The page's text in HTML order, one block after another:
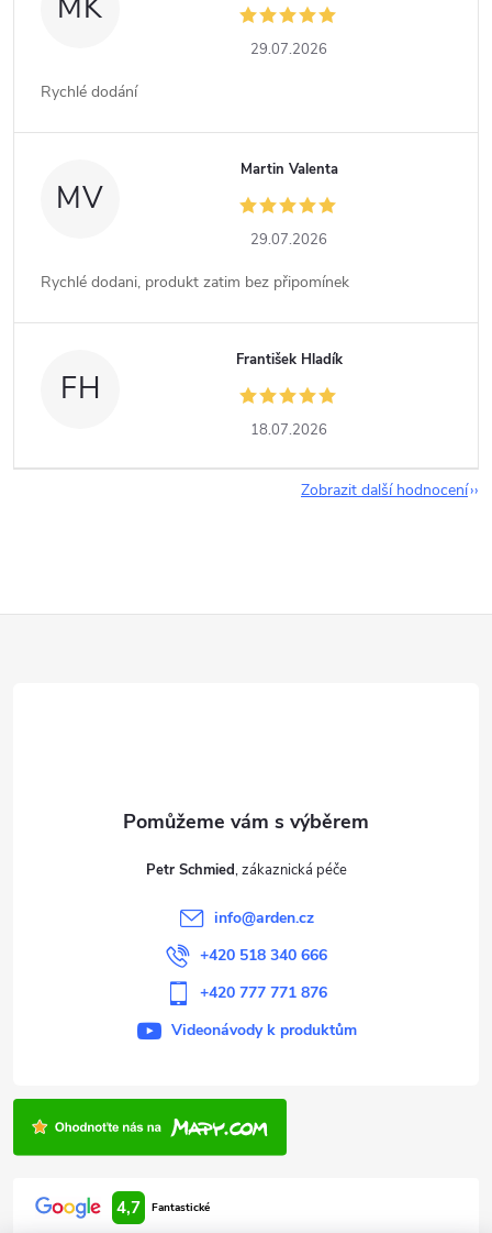
MK
29.07.2026
Rychlé dodání
MV
Martin Valenta
29.07.2026
Rychlé dodani, produkt zatim bez připomínek
FH
František Hladík
18.07.2026
Zobrazit další hodnocení
Petr Schmied
info@arden.cz
+420 518 340 666
+420 777 771 876
Videonávody k produktům
4,7 Fantastické